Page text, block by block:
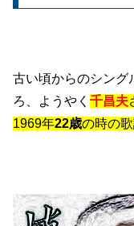
古い頃からのシング
ろ、ようやく 千昌夫
1969年22歳の時の